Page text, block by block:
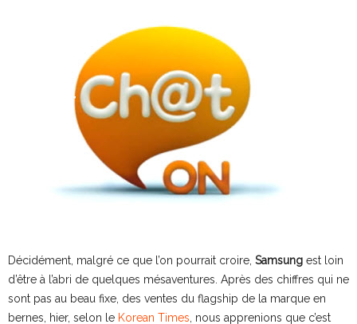
Décidément, malgré ce que l’on pourrait croire, Samsung est loin
d’être à l’abri de quelques mésaventures. Après des chiffres qui ne
sont pas au beau fixe, des ventes du flagship de la marque en
bernes, hier, selon le Korean Times , nous apprenions que c’est